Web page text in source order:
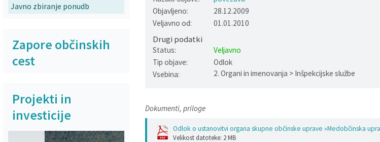
Objavljeno:
28.12.2009
Veljavno od:
01.01.2010
Drugi podatki
Status:
Veljavno
Tip objave:
Odlok
Vsebina:
2. Organi in imenovanja > Inšpekcijske službe
Dokumenti, priloge
Odlok o ustanovitvi organa skupne občinske uprave »Medobčinska
Velikost datoteke: 2 MB
Javno zbiranje ponudb
Zapore občinskih
cest
Projekti in
investicije
Katalog informacij javnega značaja
Svet za preventivo in vzgojo v cestnem prometu
En Svet EKO sklad
Varuhov kotiček